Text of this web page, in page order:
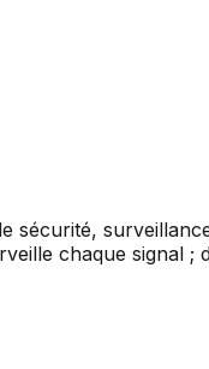
sécurité,
chaque signal ;